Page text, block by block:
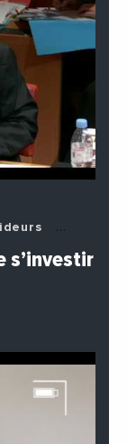
s’investir